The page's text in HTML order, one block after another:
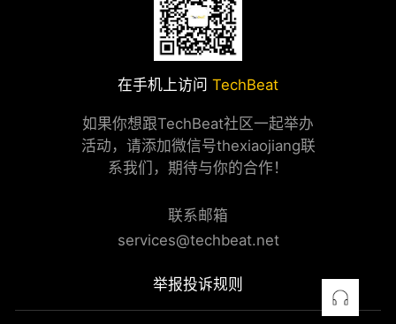
在手机上访问 TechBeat
如果你想跟TechBeat社区一起举办
活动，请添加微信号thexiaojiang联
系我们，期待与你的合作！
联系邮箱
services@techbeat.net
举报投诉规则